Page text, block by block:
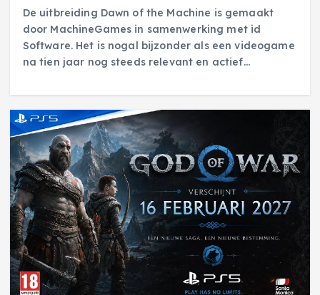
De uitbreiding Dawn of the Machine is gemaakt
door MachineGames in samenwerking met id
Software. Het is nogal bijzonder als een videogame
na tien jaar nog steeds relevant en actief…